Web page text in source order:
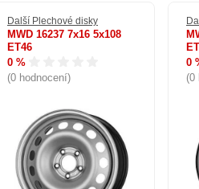
Další Plechové disky
MWD 16237 7x16 5x108
ET46
0 %
(0 hodnocení)
0
(0